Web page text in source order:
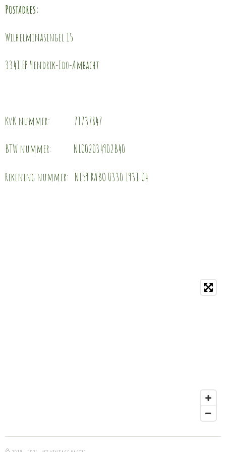
Postadres:
Wilhelminasingel 15
3341 EP Hendrik-Ido-Ambacht
KvK nummer: 71737847
BTW nummer: NL002034902B40
Rekening nummer: NL59 RABO 0330 1931 04